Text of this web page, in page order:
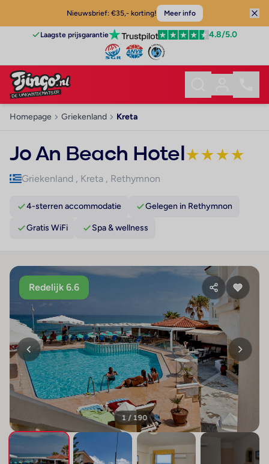
Nieuwsbrief: €35,- korting! Meer info
Laagste prijsgarantie 4.8/5.0
Homepage Griekenland Kreta
Jo An Beach Hotel★★★★
Griekenland , Kreta , Rethymnon
4-sterren accommodatie Gelegen in Rethymnon
Gratis WiFi Spa & wellness
Redelijk 6.6
1 / 190